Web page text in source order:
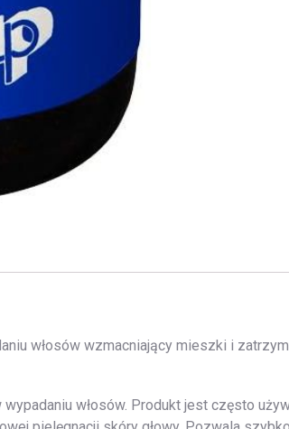
włosów wzmacniający mieszki i
włosów. Produkt jest często